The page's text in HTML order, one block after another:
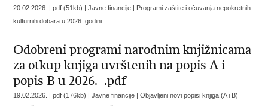
20.02.2026. | pdf (51kb) | Javne financije | Programi zaštite i očuvanja nepokretnih
kulturnih dobara u 2026. godini
Odobreni programi narodnim knjižnicama
za otkup knjiga uvrštenih na popis A i
popis B u 2026._.pdf
19.02.2026. | pdf (176kb) | Javne financije |Objavljeni novi popisi knjiga (A i B)